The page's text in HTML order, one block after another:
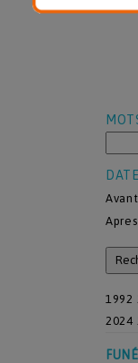
Apres
1992
2024